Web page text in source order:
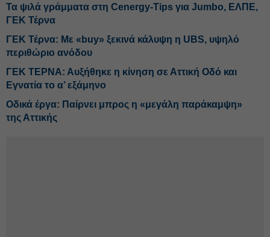
Τα ψιλά γράμματα στη Cenergy-Tips για Jumbo, ΕΛΠΕ,
ΓΕΚ Τέρνα
ΓΕΚ Τέρνα: Με «buy» ξεκινά κάλυψη η UBS, υψηλό
περιθώριο ανόδου
ΓΕΚ ΤΕΡΝΑ: Αυξήθηκε η κίνηση σε Αττική Οδό και
Εγνατία το α’ εξάμηνο
Οδικά έργα: Παίρνει μπρος η «μεγάλη παράκαμψη»
της Αττικής